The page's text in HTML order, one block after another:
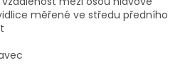
měřené ve středu předního